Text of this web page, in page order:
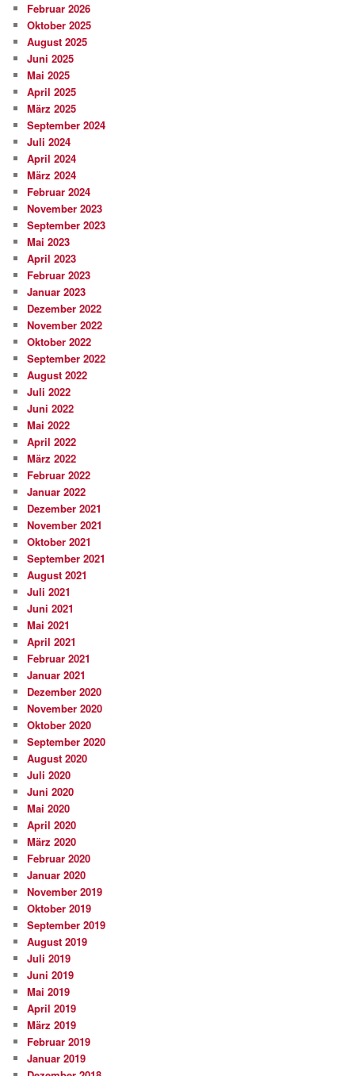
Februar 2026
Oktober 2025
August 2025
Juni 2025
Mai 2025
April 2025
März 2025
September 2024
Juli 2024
April 2024
März 2024
Februar 2024
November 2023
September 2023
Mai 2023
April 2023
Februar 2023
Januar 2023
Dezember 2022
November 2022
Oktober 2022
September 2022
August 2022
Juli 2022
Juni 2022
Mai 2022
April 2022
März 2022
Februar 2022
Januar 2022
Dezember 2021
November 2021
Oktober 2021
September 2021
August 2021
Juli 2021
Juni 2021
Mai 2021
April 2021
Februar 2021
Januar 2021
Dezember 2020
November 2020
Oktober 2020
September 2020
August 2020
Juli 2020
Juni 2020
Mai 2020
April 2020
März 2020
Februar 2020
Januar 2020
November 2019
Oktober 2019
September 2019
August 2019
Juli 2019
Juni 2019
Mai 2019
April 2019
März 2019
Februar 2019
Januar 2019